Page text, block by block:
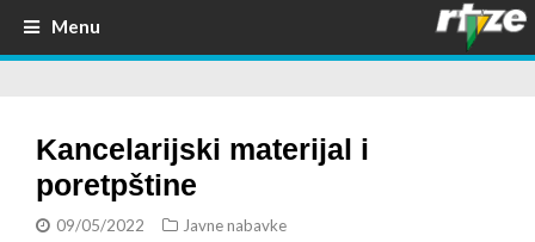
Menu
Kancelarijski materijal i
poretpštine
09/05/2022 Javne nabavke